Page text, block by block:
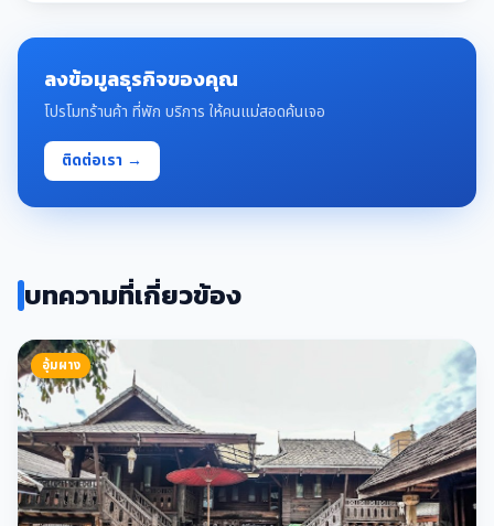
ลงข้อมูลธุรกิจของคุณ
โปรโมทร้านค้า ที่พัก บริการ ให้คนแม่สอดค้นเจอ
ติดต่อเรา →
บทความที่เกี่ยวข้อง
อุ้มผาง